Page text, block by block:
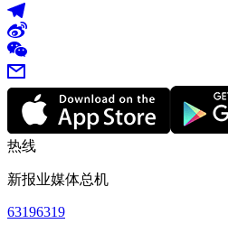
热线
新报业媒体总机
63196319